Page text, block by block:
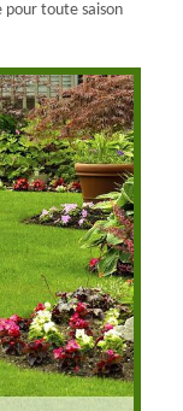
pour toute saison